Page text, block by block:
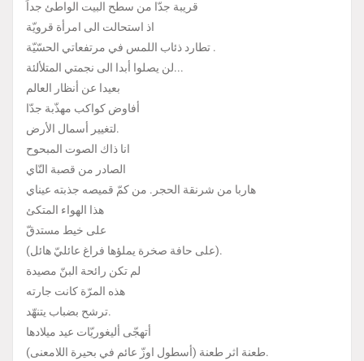
قريبة جدّا من سطح البيت الواطئ جداً
اذ استحالت الى امرأة قرويّة
تطارد ذئاب اللمس في مرتفعاتي الحسّيّة .
لن يصلوا أبدا الى نجمتي المتلألئة...
بعيدا عن أنظار العالم
أفاوض كواكب مهذّبة جدّا
لتغيير أسمال الأرض.
انا ذاك الصوت المبحوح
الصادر من قصبة النّاي
هاربا من شرنقة الحجر. من كمّ قميصه جذبته عيناي
هذا الهواء المتكئ
على خيط مستدقّ
(على حافة صخرة يملؤها فراغ عائليّ هائل).
لم تكن رائحة البنّ مصيدة
هذه المرّة كانت جارته
ترشح بضباب يتنهّد.
أتهجّى أليغوريّات عيد ميلادها
طعنة اثر طعنة (أسطول اوزّ عائم في بحيرة اللامعنى).